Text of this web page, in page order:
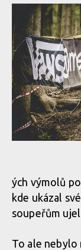
ých výmolů
kde ukázal
soupeřům
To ale nebylo